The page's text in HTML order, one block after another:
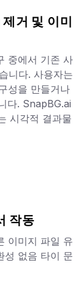
거 및 이미
중에서 기존 사
니다. 사용자는
성을 만들거나
다. SnapBG.ai
시각적 결과물
작동
이미지 파일 유
성 없음 타이 문